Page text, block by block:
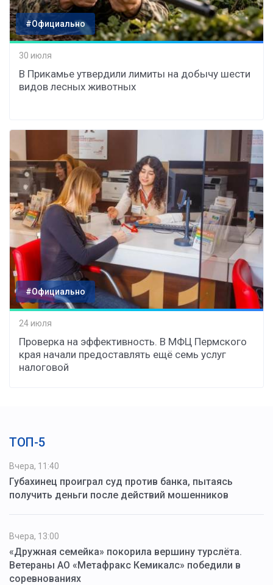
#Официально
30 июля
В Прикамье утвердили лимиты на добычу шести
видов лесных животных
#Официально
24 июля
Проверка на эффективность. В МФЦ Пермского
края начали предоставлять ещё семь услуг
налоговой
ТОП-5
Вчера, 11:40
Губахинец проиграл суд против банка, пытаясь
получить деньги после действий мошенников
Вчера, 13:00
«Дружная семейка» покорила вершину турслёта.
Ветераны АО «Метафракс Кемикалс» победили в
соревнованиях